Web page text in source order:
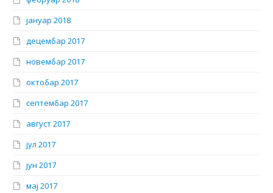
јануар 2018
децембар 2017
новембар 2017
октобар 2017
септембар 2017
август 2017
јул 2017
јун 2017
мај 2017